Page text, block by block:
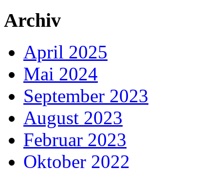
Archiv
April 2025
Mai 2024
September 2023
August 2023
Februar 2023
Oktober 2022